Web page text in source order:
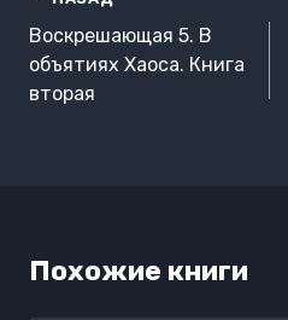
по
записям
Воскрешающая 5. В
объятиях Хаоса. Книга
вторая
Похожие книги